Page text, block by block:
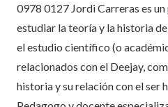
0978 0127 Jordi Carreras es
estudiar la teoría y la historia
el estudio científico (o
relacionados con el Deejay,
historia y su relación con el ser